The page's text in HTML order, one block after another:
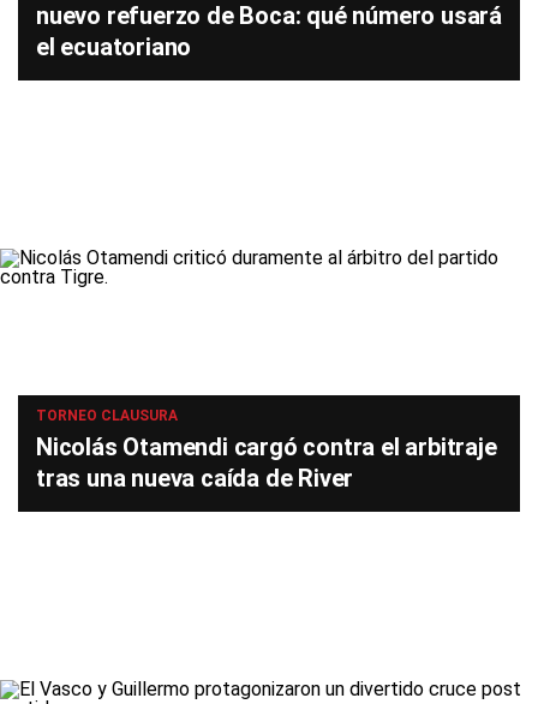
nuevo refuerzo de Boca: qué número usará
el ecuatoriano
TORNEO CLAUSURA
Nicolás Otamendi cargó contra el arbitraje
tras una nueva caída de River